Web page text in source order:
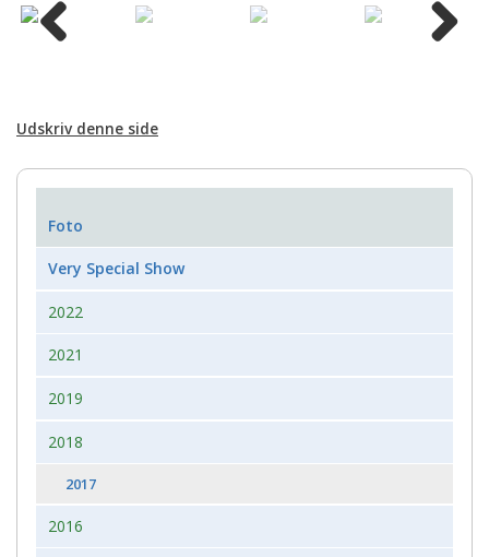
Udskriv denne side
Foto
Very Special Show
2022
2021
2019
2018
2017
2016